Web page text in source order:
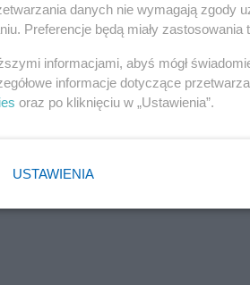
danych nie wymagają zgody
Preferencje będą miały zastosowania
informacjami, abyś mógł
informacje dotyczące
oraz po kliknięciu w „Ustawienia”.
USTAWIENIA